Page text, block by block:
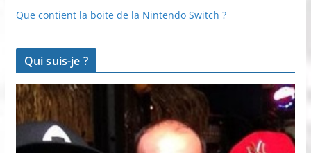
Que contient la boite de la Nintendo Switch ?
Qui suis-je ?